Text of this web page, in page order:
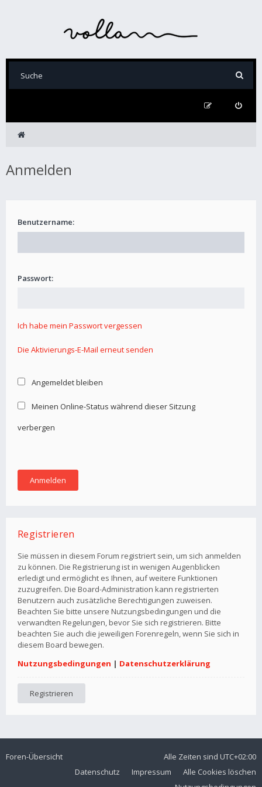
Anmelden
Benutzername:
Passwort:
Ich habe mein Passwort vergessen
Die Aktivierungs-E-Mail erneut senden
Angemeldet bleiben
Meinen Online-Status während dieser Sitzung
verbergen
Registrieren
Sie müssen in diesem Forum registriert sein, um sich anmelden
zu können. Die Registrierung ist in wenigen Augenblicken
erledigt und ermöglicht es Ihnen, auf weitere Funktionen
zuzugreifen. Die Board-Administration kann registrierten
Benutzern auch zusätzliche Berechtigungen zuweisen.
Beachten Sie bitte unsere Nutzungsbedingungen und die
verwandten Regelungen, bevor Sie sich registrieren. Bitte
beachten Sie auch die jeweiligen Forenregeln, wenn Sie sich in
diesem Board bewegen.
Nutzungsbedingungen | Datenschutzerklärung
Registrieren
Foren-Übersicht Alle Zeiten sind UTC+02:00
Alle Cookies löschen
Impressum
Datenschutz